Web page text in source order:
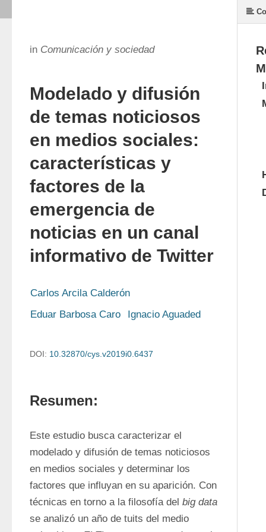
in Comunicación y sociedad
Modelado y difusión
de temas noticiosos
en medios sociales:
características y
factores de la
emergencia de
noticias en un canal
informativo de Twitter
Carlos Arcila Calderón
Eduar Barbosa Caro
Ignacio Aguaded
DOI: 10.32870/cys.v2019i0.6437
Resumen:
Este estudio busca caracterizar el
modelado y difusión de temas noticiosos
en medios sociales y determinar los
factores que influyan en su aparición. Con
técnicas en torno a la filosofía del big data
se analizó un año de tuits del medio